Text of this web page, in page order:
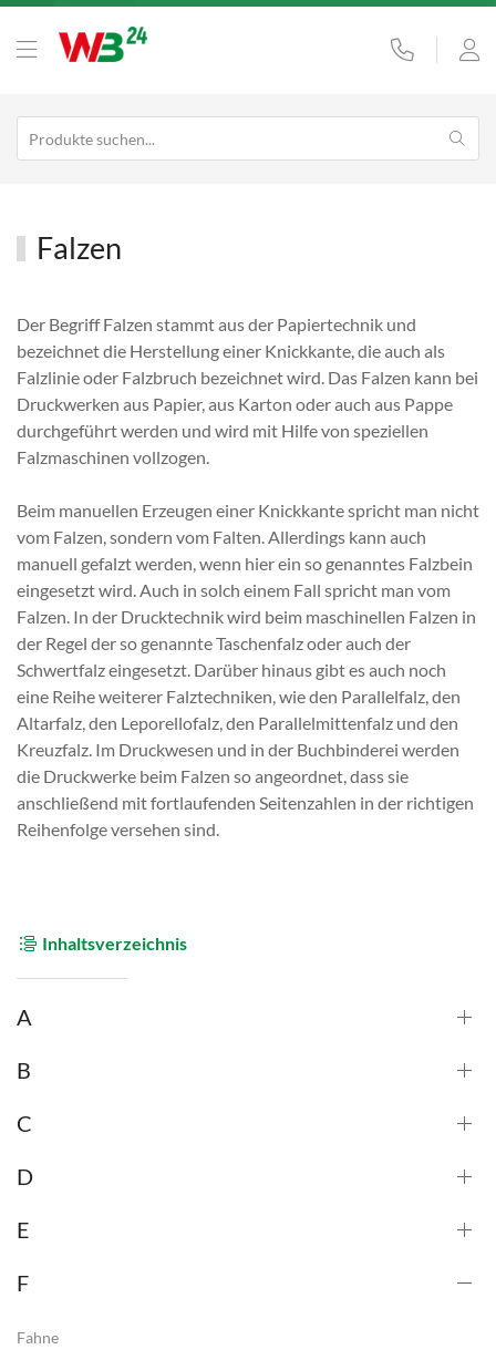
Inhaltsverzeichnis
A
B
C
D
E
F
Fahne
Falzen
Der Begriff Falzen stammt aus der Papiertechnik und
bezeichnet die Herstellung einer Knickkante, die auch als
Falzlinie oder Falzbruch bezeichnet wird. Das Falzen kann bei
Druckwerken aus Papier, aus Karton oder auch aus Pappe
durchgeführt werden und wird mit Hilfe von speziellen
Falzmaschinen vollzogen.
Beim manuellen Erzeugen einer Knickkante spricht man nicht
vom Falzen, sondern vom Falten. Allerdings kann auch
manuell gefalzt werden, wenn hier ein so genanntes Falzbein
eingesetzt wird. Auch in solch einem Fall spricht man vom
Falzen. In der Drucktechnik wird beim maschinellen Falzen in
der Regel der so genannte Taschenfalz oder auch der
Schwertfalz eingesetzt. Darüber hinaus gibt es auch noch
eine Reihe weiterer Falztechniken, wie den Parallelfalz, den
Altarfalz, den Leporellofalz, den Parallelmittenfalz und den
Kreuzfalz. Im Druckwesen und in der Buchbinderei werden
die Druckwerke beim Falzen so angeordnet, dass sie
anschließend mit fortlaufenden Seitenzahlen in der richtigen
Reihenfolge versehen sind.